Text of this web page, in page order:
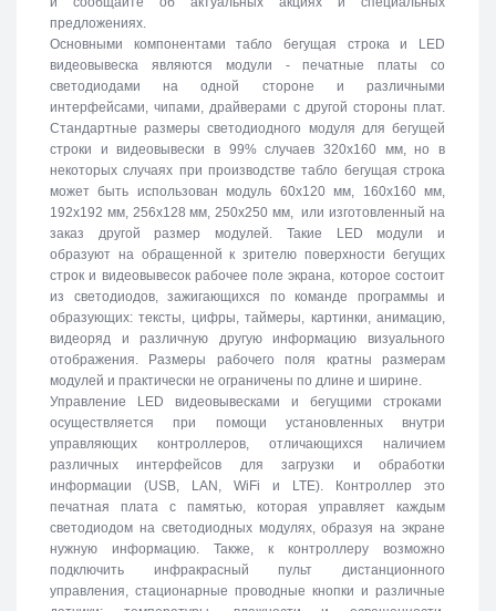
предложениях.
Основными компонентами табло бегущая строка и LED
видеовывеска являются модули - печатные платы со
светодиодами на одной стороне и различными
интерфейсами, чипами, драйверами с другой стороны плат.
Стандартные размеры светодиодного модуля для бегущей
строки и видеовывески в 99% случаев 320х160 мм, но в
некоторых случаях при производстве табло бегущая строка
может быть использован модуль 60х120 мм, 160х160 мм,
192х192 мм, 256х128 мм, 250х250 мм, или изготовленный на
заказ другой размер модулей. Такие LED модули и
образуют на обращенной к зрителю поверхности бегущих
строк и видеовывесок рабочее поле экрана, которое состоит
из светодиодов, зажигающихся по команде программы и
образующих: тексты, цифры, таймеры, картинки, анимацию,
видеоряд и различную другую информацию визуального
отображения. Размеры рабочего поля кратны размерам
модулей и практически не ограничены по длине и ширине.
Управление LED видеовывесками и бегущими строками
осуществляется при помощи установленных внутри
управляющих контроллеров, отличающихся наличием
различных интерфейсов для загрузки и обработки
информации (USB, LAN, WiFi и LTE). Контроллер это
печатная плата с памятью, которая управляет каждым
светодиодом на светодиодных модулях, образуя на экране
нужную информацию. Также, к контроллеру возможно
подключить инфракрасный пульт дистанционного
управления, стационарные проводные кнопки и различные